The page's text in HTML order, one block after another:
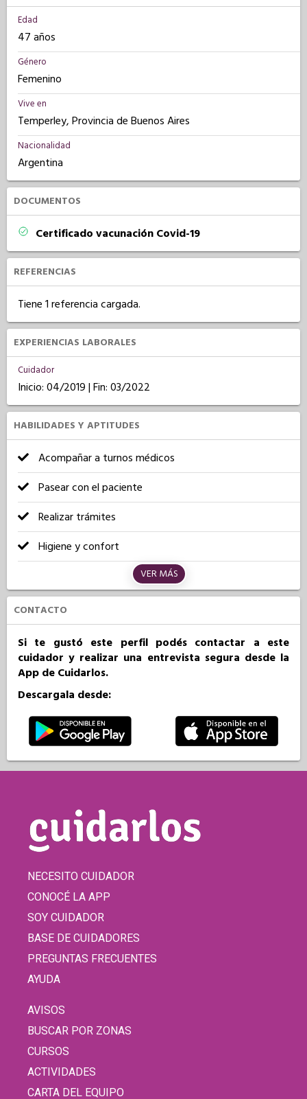
Edad
47 años
Género
Femenino
Vive en
Temperley, Provincia de Buenos Aires
Nacionalidad
Argentina
DOCUMENTOS
Certificado vacunación Covid-19
REFERENCIAS
Tiene 1 referencia cargada.
EXPERIENCIAS LABORALES
Cuidador
Inicio: 04/2019 | Fin: 03/2022
HABILIDADES Y APTITUDES
Acompañar a turnos médicos
Pasear con el paciente
Realizar trámites
Higiene y confort
VER MÁS
CONTACTO
Si te gustó este perfil podés contactar a este
cuidador y realizar una entrevista segura desde la
App de Cuidarlos.
Descargala desde:
NECESITO CUIDADOR
CONOCÉ LA APP
SOY CUIDADOR
BASE DE CUIDADORES
PREGUNTAS FRECUENTES
AYUDA
AVISOS
BUSCAR POR ZONAS
CURSOS
ACTIVIDADES
CARTA DEL EQUIPO